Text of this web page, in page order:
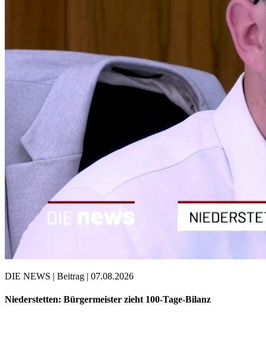
DIE NEWS | Beitrag | 07.08.2026
Niederstetten: Bürgermeister zieht 100-Tage-Bilanz